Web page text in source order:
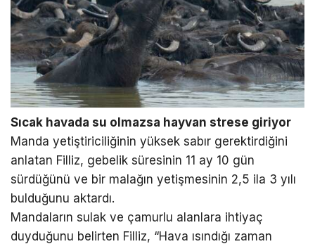
Sıcak havada su olmazsa hayvan strese giriyor
Manda yetiştiriciliğinin yüksek sabır gerektirdiğini
anlatan Filliz, gebelik süresinin 11 ay 10 gün
sürdüğünü ve bir malağın yetişmesinin 2,5 ila 3 yılı
bulduğunu aktardı.
Mandaların sulak ve çamurlu alanlara ihtiyaç
duyduğunu belirten Filliz, “Hava ısındığı zaman